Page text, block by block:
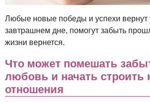
Любые новые победы и успехи вернут
завтрашнем дне, помогут забыть
жизни вернется.
Что может помешать
любовь и начать строить
отношения